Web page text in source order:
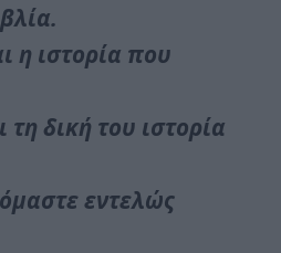
η ιστορία που
τη δική του ιστορία
εντελώς